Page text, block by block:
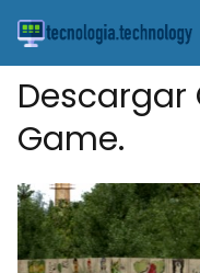
Descargar
Game.